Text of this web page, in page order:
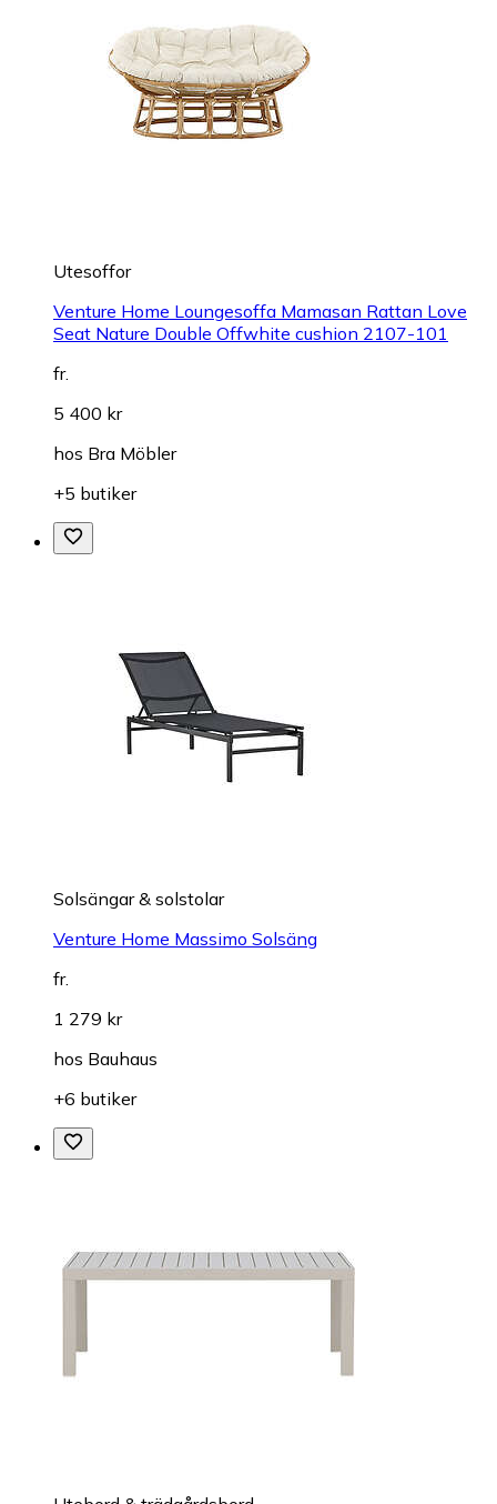
Utesoffor
Venture Home Loungesoffa Mamasan Rattan Love
Seat Nature Double Offwhite cushion 2107-101
fr.
5 400 kr
hos Bra Möbler
+5 butiker
Solsängar & solstolar
Venture Home Massimo Solsäng
fr.
1 279 kr
hos Bauhaus
+6 butiker